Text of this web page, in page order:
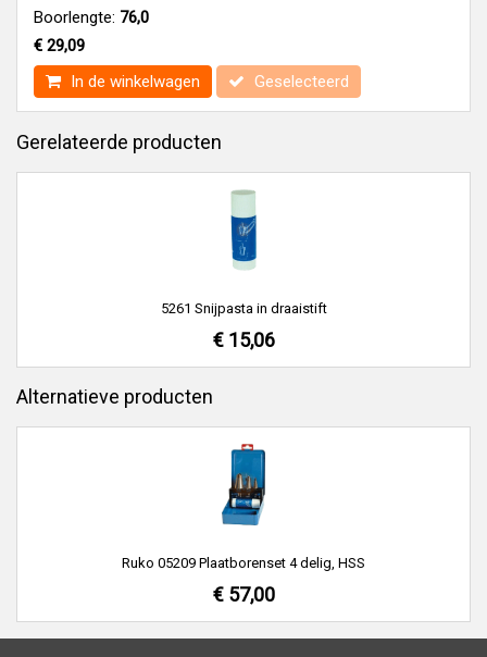
Boorlengte: 76,0
€ 29,09
In de winkelwagen
Geselecteerd
Gerelateerde producten
5261 Snijpasta in draaistift
€ 15,06
Alternatieve producten
Ruko 05209 Plaatborenset 4 delig, HSS
€ 57,00